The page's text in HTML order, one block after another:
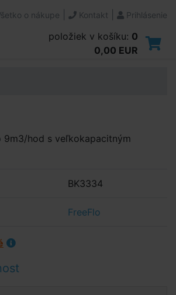
o nákupe Kontakt Prihlásenie
položiek v košíku: 0
0,00 EUR
9m3/hod s veľkokapacitným
BK3334
FreeFlo